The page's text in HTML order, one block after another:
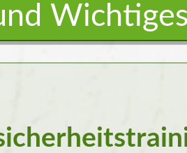
Wichtiges